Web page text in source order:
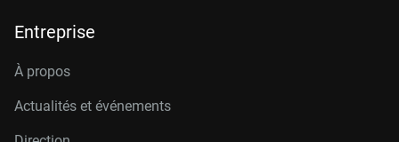
Entreprise
À propos
Actualités et événements